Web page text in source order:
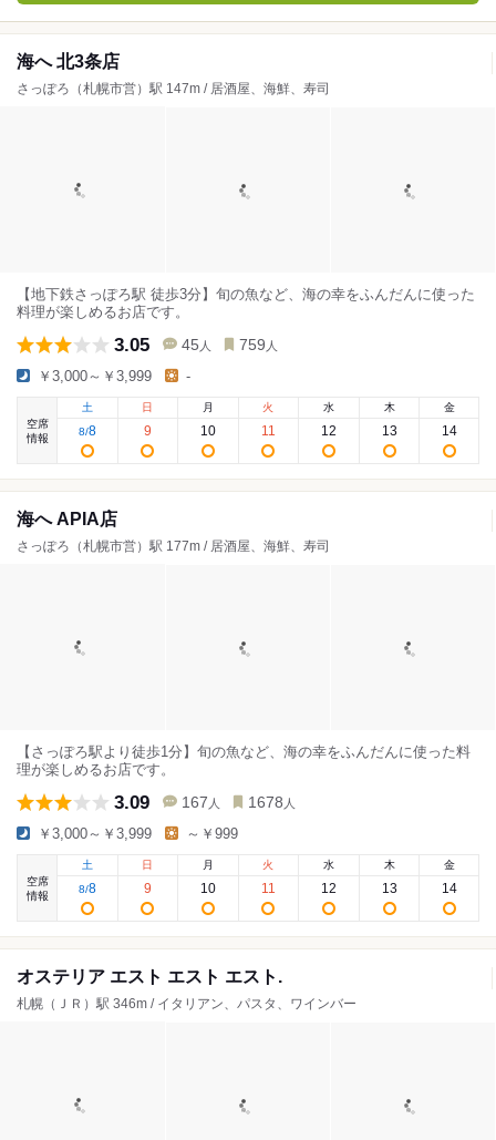
海へ 北3条店
さっぽろ（札幌市営）駅 147m / 居酒屋、海鮮、寿司
【地下鉄さっぽろ駅 徒歩3分】旬の魚など、海の幸をふんだんに使った
料理が楽しめるお店です。
3.05 45 人 759 人
￥3,000～￥3,999 -
空席
情報
土
8/8
日
9
月
10
火
11
水
12
木
13
金
14
海へ APIA店
さっぽろ（札幌市営）駅 177m / 居酒屋、海鮮、寿司
【さっぽろ駅より徒歩1分】旬の魚など、海の幸をふんだんに使った料
理が楽しめるお店です。
3.09 167 人 1678 人
￥3,000～￥3,999 ～￥999
空席
情報
土
8/8
日
9
月
10
火
11
水
12
木
13
金
14
オステリア エスト エスト エスト.
札幌（ＪＲ）駅 346m / イタリアン、パスタ、ワインバー